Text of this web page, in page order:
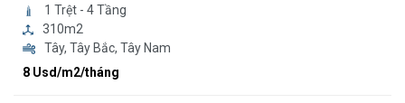
1 Trệt - 4 Tầng
310m2
Tây, Tây Bắc, Tây Nam
8 Usd/m2/tháng